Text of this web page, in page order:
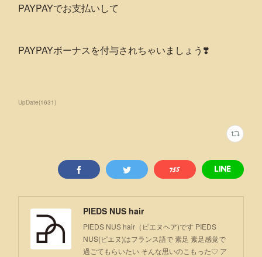
PAYPAYでお支払いして
PAYPAYボーナスを付与されちゃいましょう❣️
UpDate(1631)
PIEDS NUS hair
PIEDS NUS hair（ピエヌヘア)です PIEDS
NUS(ピエヌ)はフランス語で 素足 素足感覚で
過ごてもらいたい そんな思いのこもった♡ ア